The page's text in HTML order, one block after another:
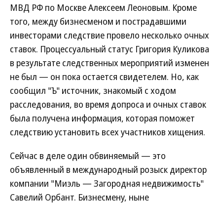
МВД РФ по Москве Алексеем Леоновым. Кроме
того, между бизнесменом и пострадавшими
инвесторами следствие провело несколько очных
ставок. Процессуальный статус Григория Куликова
в результате следственных мероприятий изменен
не был — он пока остается свидетелем. Но, как
сообщил "Ъ" источник, знакомый с ходом
расследования, во время допроса и очных ставок
была получена информация, которая поможет
следствию установить всех участников хищения.
Сейчас в деле один обвиняемый — это
объявленный в международный розыск директор
компании "Миэль — Загородная недвижимость"
Савелий Орбант. Бизнесмену, ныне